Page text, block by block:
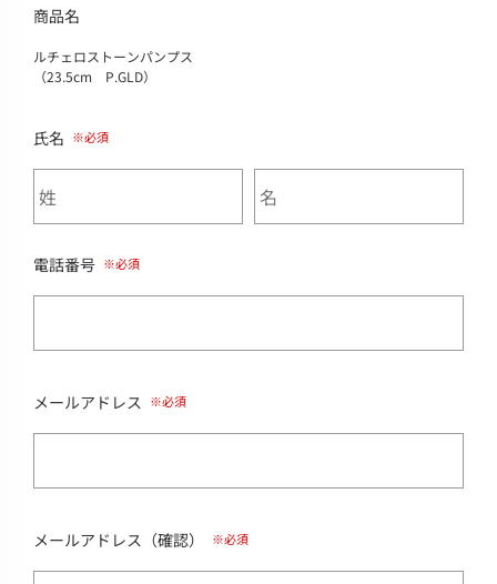
商品名
ルチェロストーンパンプス
（23.5cm P.GLD）
氏名
電話番号
メールアドレス
メールアドレス（確認）